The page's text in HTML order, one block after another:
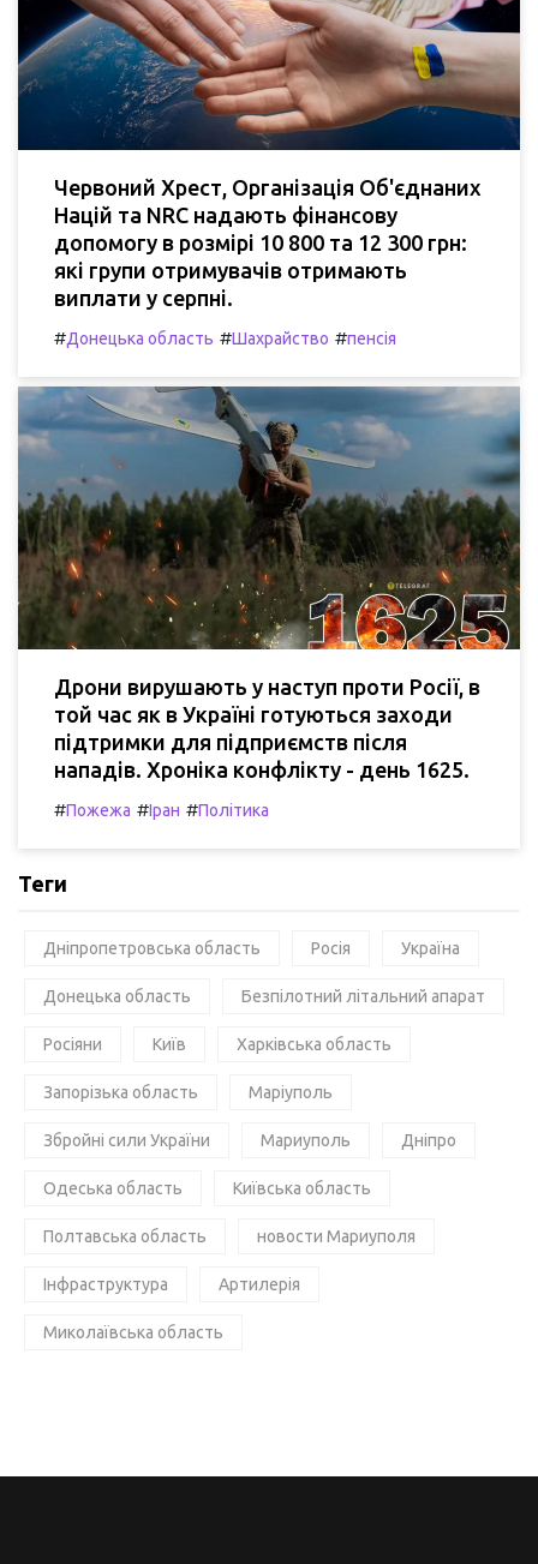
Червоний Хрест, Організація Об'єднаних
Націй та NRC надають фінансову
допомогу в розмірі 10 800 та 12 300 грн:
які групи отримувачів отримають
виплати у серпні.
#Донецька область #Шахрайство #пенсія
Дрони вирушають у наступ проти Росії, в
той час як в Україні готуються заходи
підтримки для підприємств після
нападів. Хроніка конфлікту - день 1625.
#Пожежа #Іран #Політика
Теги
Дніпропетровська область Росія Україна
Донецька область Безпілотний літальний апарат
Росіяни Київ Харківська область
Запорізька область Маріуполь
Збройні сили України Мариуполь Дніпро
Одеська область Київська область
Полтавська область новости Мариуполя
Інфраструктура Артилерія
Миколаївська область